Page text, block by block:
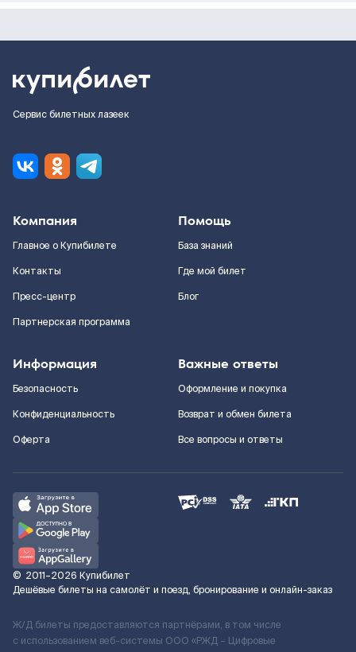
Сервис билетных лазеек
Компания
Главное о Купибилете
Контакты
Пресс-центр
Партнерская программа
Помощь
База знаний
Где мой билет
Блог
Информация
Безопасность
Конфиденциальность
Оферта
Важные ответы
Оформление и покупка
Возврат и обмен билета
Все вопросы и ответы
© 2011–2026 Купибилет
Дешёвые билеты на самолёт и поезд, бронирование и онлайн-заказ
Ж/Д билеты предоставляются партнёрами, в том числе
с использованием веб-системы ООО «РЖД – Цифровые